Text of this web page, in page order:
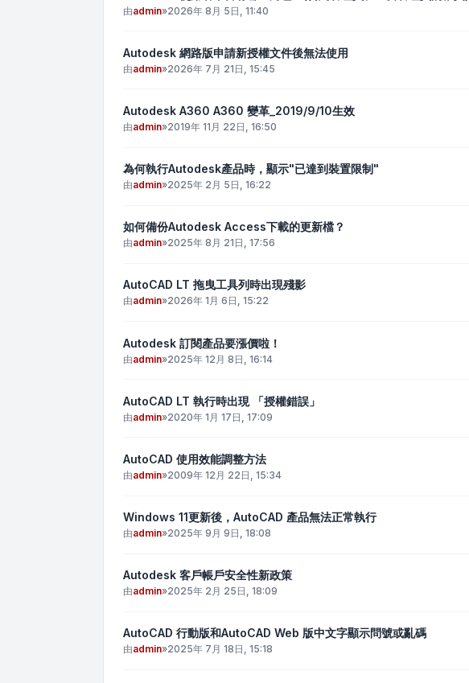
由admin»2026年 8月 5日, 11:40
Autodesk 網路版申請新授權文件後無法使用
由admin»2026年 7月 21日, 15:45
Autodesk A360 A360 變革_2019/9/10生效
由admin»2019年 11月 22日, 16:50
為何執行Autodesk產品時，顯示"已達到裝置限制"
由admin»2025年 2月 5日, 16:22
如何備份Autodesk Access下載的更新檔？
由admin»2025年 8月 21日, 17:56
AutoCAD LT 拖曳工具列時出現殘影
由admin»2026年 1月 6日, 15:22
Autodesk 訂閱產品要漲價啦！
由admin»2025年 12月 8日, 16:14
AutoCAD LT 執行時出現 「授權錯誤」
由admin»2020年 1月 17日, 17:09
AutoCAD 使用效能調整方法
由admin»2009年 12月 22日, 15:34
Windows 11更新後，AutoCAD 產品無法正常執行
由admin»2025年 9月 9日, 18:08
Autodesk 客戶帳戶安全性新政策
由admin»2025年 2月 25日, 18:09
AutoCAD 行動版和AutoCAD Web 版中文字顯示問號或亂碼
由admin»2025年 7月 18日, 15:18